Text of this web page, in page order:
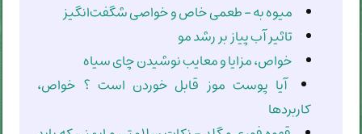
میوه به - طعمی خاص و خواصی شگفت‌انگیز
تاثیر آب پیاز بر رشد مو
خواص، مزایا و معایب نوشیدن چای سیاه
آیا پوست موز قابل خوردن است ؟ خواص،
کاربردها